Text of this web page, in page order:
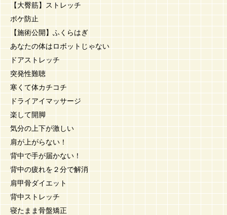
【大臀筋】ストレッチ
ボケ防止
【施術公開】ふくらはぎ
あなたの体はロボットじゃない
ドアストレッチ
突発性難聴
寒くて体カチコチ
ドライアイマッサージ
楽して開脚
気分の上下が激しい
肩が上がらない！
背中で手が届かない！
背中の疲れを２分で解消
肩甲骨ダイエット
背中ストレッチ
寝たまま骨盤矯正